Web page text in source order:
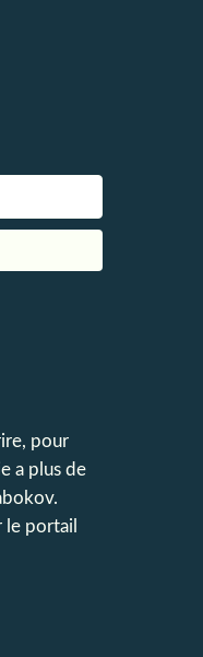
pour
a plus de
le portail